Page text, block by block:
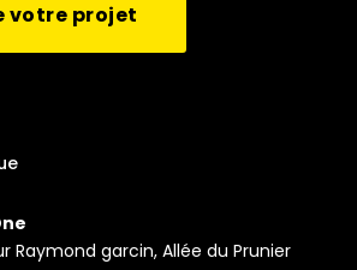
votre projet
Raymond garcin, Allée du Prunier